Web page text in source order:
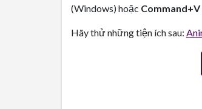
(Windows) hoặc Command+V
Hãy thử những tiện ích sau: